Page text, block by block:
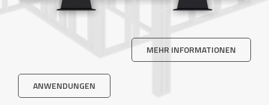
MEHR INFORMATIONEN
ANWENDUNGEN